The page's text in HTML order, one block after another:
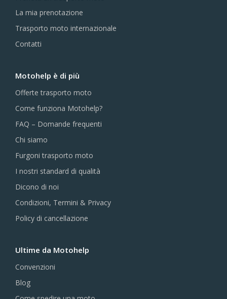
La mia prenotazione
Trasporto moto internazionale
Contatti
Motohelp è di più
Offerte trasporto moto
Come funziona Motohelp?
FAQ – Domande frequenti
Chi siamo
Furgoni trasporto moto
I nostri standard di qualità
Dicono di noi
Condizioni, Termini & Privacy
Policy di cancellazione
Ultime da Motohelp
Convenzioni
Blog